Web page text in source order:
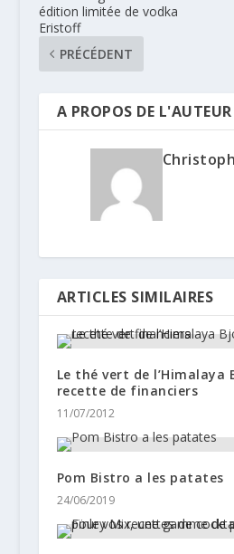
édition limitée de vodka
Eristoff
PRÉCÉDENT
A PROPOS DE L'AUTEUR
ARTICLES SIMILAIRES
Le thé vert de l’Himalaya
recette de financiers
11/07/2012
Pom Bistro a les patates
24/06/2019